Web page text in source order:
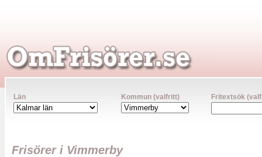
Län Kommun (valfritt) Fritextsök
Frisörer i Vimmerby